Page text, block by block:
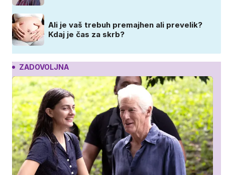
Ali je vaš trebuh premajhen ali prevelik?
Kdaj je čas za skrb?
ZADOVOLJNA